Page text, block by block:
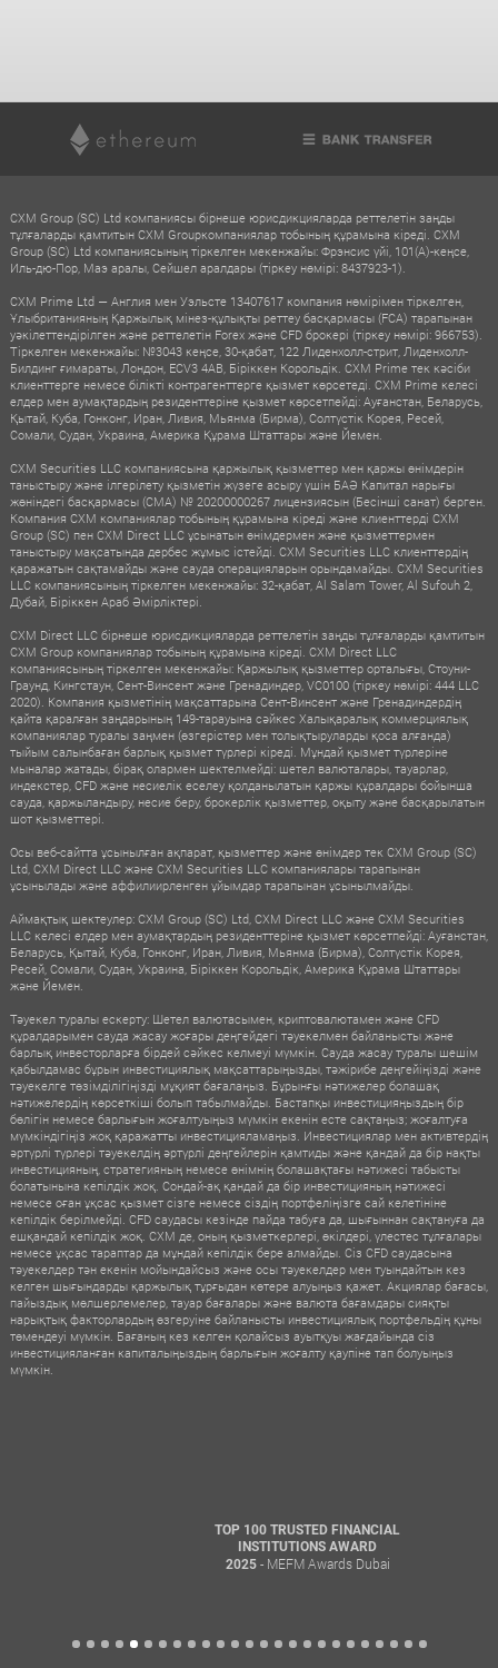
CXM Group (SC) Ltd компаниясы бірнеше юрисдикцияларда реттелетін заңды
тұлғаларды қамтитын CXM Groupкомпаниялар тобының құрамына кіреді. CXM
Group (SC) Ltd компаниясының тіркелген мекенжайы: Фрэнсис үйі, 101(A)-кеңсе,
Иль-дю-Пор, Маэ аралы, Сейшел аралдары (тіркеу нөмірі: 8437923-1).
CXM Prime Ltd — Англия мен Уэльсте 13407617 компания нөмірімен тіркелген,
Ұлыбританияның Қаржылық мінез-құлықты реттеу басқармасы (FCA) тарапынан
уәкілеттендірілген және реттелетін Forex және CFD брокері (тіркеу нөмірі: 966753).
Тіркелген мекенжайы: №3043 кеңсе, 30-қабат, 122 Лиденхолл-стрит, Лиденхолл-
Билдинг ғимараты, Лондон, ECV3 4AB, Біріккен Корольдік. CXM Prime тек кәсіби
клиенттерге немесе білікті контрагенттерге қызмет көрсетеді. CXM Prime келесі
елдер мен аумақтардың резиденттеріне қызмет көрсетпейді: Ауғанстан, Беларусь,
Қытай, Куба, Гонконг, Иран, Ливия, Мьянма (Бирма), Солтүстік Корея, Ресей,
Сомали, Судан, Украина, Америка Құрама Штаттары және Йемен.
CXM Securities LLC компаниясына қаржылық қызметтер мен қаржы өнімдерін
таныстыру және ілгерілету қызметін жүзеге асыру үшін БАӘ Капитал нарығы
жөніндегі басқармасы (CMA) № 20200000267 лицензиясын (Бесінші санат) берген.
Компания CXM компаниялар тобының құрамына кіреді және клиенттерді CXM
Group (SC) пен CXM Direct LLC ұсынатын өнімдермен және қызметтермен
таныстыру мақсатында дербес жұмыс істейді. CXM Securities LLC клиенттердің
қаражатын сақтамайды және сауда операцияларын орындамайды. CXM Securities
LLC компаниясының тіркелген мекенжайы: 32-қабат, Al Salam Tower, Al Sufouh 2,
Дубай, Біріккен Араб Әмірліктері.
CXM Direct LLC бірнеше юрисдикцияларда реттелетін заңды тұлғаларды қамтитын
CXM Group компаниялар тобының құрамына кіреді. CXM Direct LLC
компаниясының тіркелген мекенжайы: Қаржылық қызметтер орталығы, Стоуни-
Граунд, Кингстаун, Сент-Винсент және Гренадиндер, VC0100 (тіркеу нөмірі: 444 LLC
2020). Компания қызметінің мақсаттарына Сент-Винсент және Гренадиндердің
қайта қаралған заңдарының 149-тарауына сәйкес Халықаралық коммерциялық
компаниялар туралы заңмен (өзгерістер мен толықтыруларды қоса алғанда)
тыйым салынбаған барлық қызмет түрлері кіреді. Мұндай қызмет түрлеріне
мыналар жатады, бірақ олармен шектелмейді: шетел валюталары, тауарлар,
индекстер, CFD және несиелік еселеу қолданылатын қаржы құралдары бойынша
сауда, қаржыландыру, несие беру, брокерлік қызметтер, оқыту және басқарылатын
шот қызметтері.
Осы веб-сайтта ұсынылған ақпарат, қызметтер және өнімдер тек CXM Group (SC)
Ltd, CXM Direct LLC және CXM Securities LLC компаниялары тарапынан
ұсынылады және аффилиирленген ұйымдар тарапынан ұсынылмайды.
Аймақтық шектеулер: CXM Group (SC) Ltd, CXM Direct LLC және CXM Securities
LLC келесі елдер мен аумақтардың резиденттеріне қызмет көрсетпейді: Ауғанстан,
Беларусь, Қытай, Куба, Гонконг, Иран, Ливия, Мьянма (Бирма), Солтүстік Корея,
Ресей, Сомали, Судан, Украина, Біріккен Корольдік, Америка Құрама Штаттары
және Йемен.
Тәуекел туралы ескерту: Шетел валютасымен, криптовалютамен және CFD
құралдарымен сауда жасау жоғары деңгейдегі тәуекелмен байланысты және
барлық инвесторларға бірдей сәйкес келмеуі мүмкін. Сауда жасау туралы шешім
қабылдамас бұрын инвестициялық мақсаттарыңызды, тәжірибе деңгейіңізді және
тәуекелге төзімділігіңізді мұқият бағалаңыз. Бұрынғы нәтижелер болашақ
нәтижелердің көрсеткіші болып табылмайды. Бастапқы инвестицияңыздың бір
бөлігін немесе барлығын жоғалтуыңыз мүмкін екенін есте сақтаңыз; жоғалтуға
мүмкіндігіңіз жоқ қаражатты инвестицияламаңыз. Инвестициялар мен активтердің
әртүрлі түрлері тәуекелдің әртүрлі деңгейлерін қамтиды және қандай да бір нақты
инвестицияның, стратегияның немесе өнімнің болашақтағы нәтижесі табысты
болатынына кепілдік жоқ. Сондай-ақ қандай да бір инвестицияның нәтижесі
немесе оған ұқсас қызмет сізге немесе сіздің портфеліңізге сай келетініне
кепілдік берілмейді. CFD саудасы кезінде пайда табуға да, шығыннан сақтануға да
ешқандай кепілдік жоқ. CXM де, оның қызметкерлері, өкілдері, үлестес тұлғалары
немесе ұқсас тараптар да мұндай кепілдік бере алмайды. Сіз CFD саудасына
тәуекелдер тән екенін мойындайсыз және осы тәуекелдер мен туындайтын кез
келген шығындарды қаржылық тұрғыдан көтере алуыңыз қажет. Акциялар бағасы,
пайыздық мөлшерлемелер, тауар бағалары және валюта бағамдары сияқты
нарықтық факторлардың өзгеруіне байланысты инвестициялық портфельдің құны
төмендеуі мүмкін. Бағаның кез келген қолайсыз ауытқуы жағдайында сіз
инвестицияланған капиталыңыздың барлығын жоғалту қаупіне тап болуыңыз
мүмкін.
TOP 100 TRUSTED FINANCIAL
INSTITUTIONS AWARD
- MEFM Awards Dubai